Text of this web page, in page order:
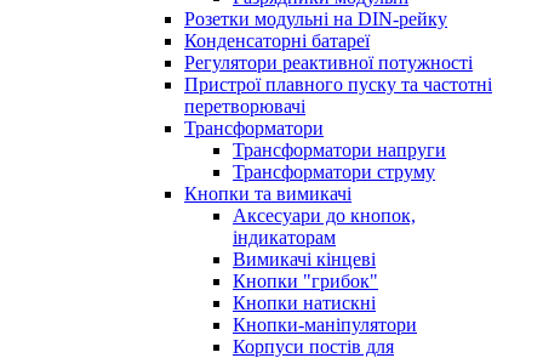
Розетки модульні на DIN-рейку
Конденсаторні батареї
Регулятори реактивної потужності
Пристрої плавного пуску та частотні
перетворювачі
Трансформатори
Трансформатори напруги
Трансформатори струму
Кнопки та вимикачі
Аксесуари до кнопок,
індикаторам
Вимикачі кінцеві
Кнопки "грибок"
Кнопки натискні
Кнопки-маніпулятори
Корпуси постів для